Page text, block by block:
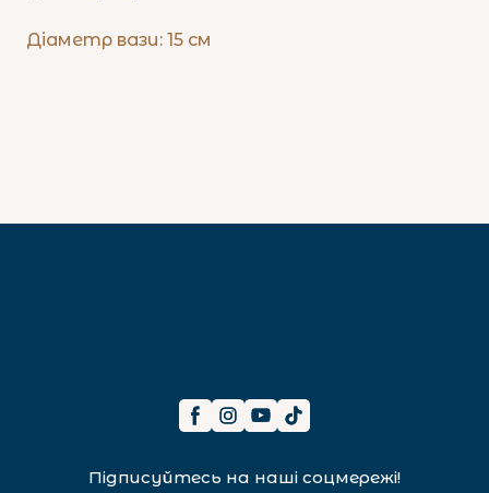
Діаметр вази: 15 см
Підписуйтесь на наші соцмережі!